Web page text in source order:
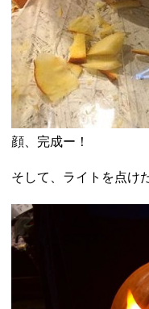
顔、完成ー！
そして、ライトを点け